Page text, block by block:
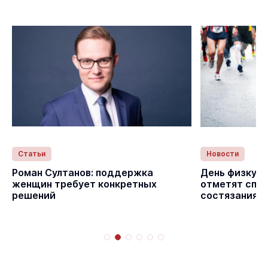
Статьи
Роман Султанов: поддержка
женщин требует конкретных
решений
Новости
День
отметят